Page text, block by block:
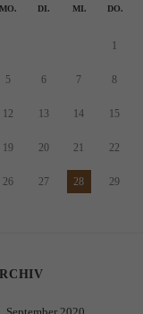
MO. DI. MI. DO.
1
5 6 7 8
12 13 14 15
19 20 21 22
26 27 28 29